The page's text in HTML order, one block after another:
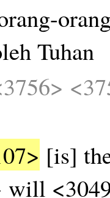
Tuhan
[is]
will